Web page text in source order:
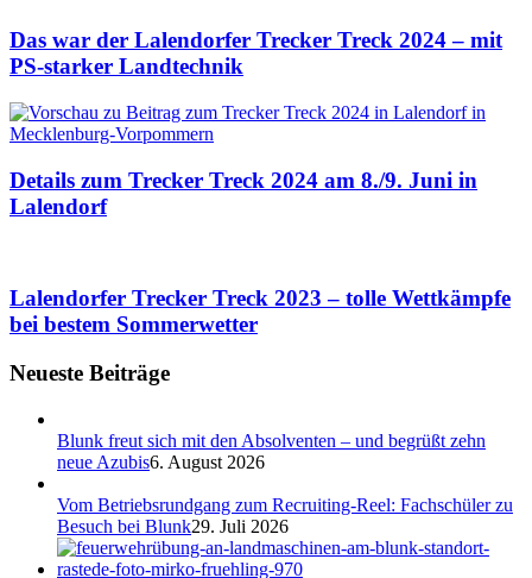
Das war der Lalendorfer Trecker Treck 2024 – mit
PS-starker Landtechnik
Details zum Trecker Treck 2024 am 8./9. Juni in
Lalendorf
Lalendorfer Trecker Treck 2023 – tolle Wettkämpfe
bei bestem Sommerwetter
Neueste Beiträge
Blunk freut sich mit den Absolventen – und begrüßt zehn
neue Azubis6. August 2026
Vom Betriebsrundgang zum Recruiting-Reel: Fachschüler zu
Besuch bei Blunk29. Juli 2026